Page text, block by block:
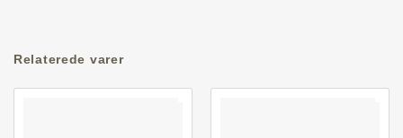
Relaterede varer